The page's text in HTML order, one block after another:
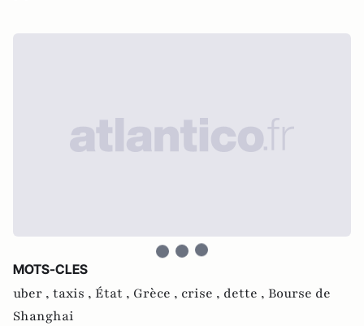
MOTS-CLES
uber , taxis , État , Grèce , crise , dette , Bourse de
Shanghai